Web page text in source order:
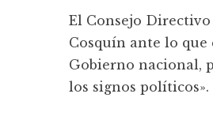
El Consejo
Cosquín ante lo
Gobierno nacional,
los signos políticos».